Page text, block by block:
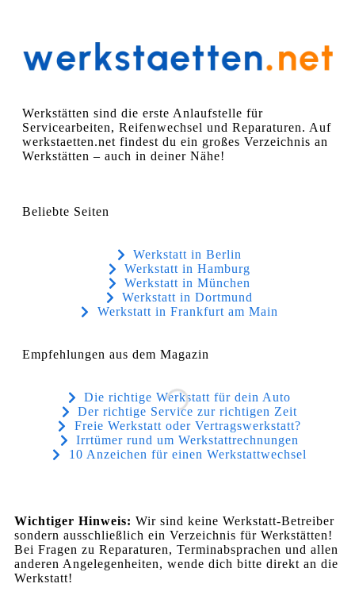
Werkstätten sind die erste Anlaufstelle für
Servicearbeiten, Reifenwechsel und Reparaturen. Auf
werkstaetten.net findest du ein großes Verzeichnis an
Werkstätten – auch in deiner Nähe!
Beliebte Seiten
Werkstatt in Berlin
Werkstatt in Hamburg
Werkstatt in München
Werkstatt in Dortmund
Werkstatt in Frankfurt am Main
Empfehlungen aus dem Magazin
Die richtige Werkstatt für dein Auto
Der richtige Service zur richtigen Zeit
Freie Werkstatt oder Vertragswerkstatt?
Irrtümer rund um Werkstattrechnungen
10 Anzeichen für einen Werkstattwechsel
Wichtiger Hinweis: Wir sind keine Werkstatt-Betreiber
sondern ausschließlich ein Verzeichnis für Werkstätten!
Bei Fragen zu Reparaturen, Terminabsprachen und allen
anderen Angelegenheiten, wende dich bitte direkt an die
Werkstatt!